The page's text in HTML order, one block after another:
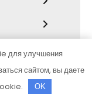
для улучшения
сайтом, вы даете
OK